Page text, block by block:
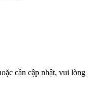
cần cập nhật, vui lòng